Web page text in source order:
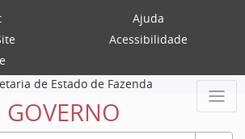
Ajuda
Acessibilidade
de Estado de Fazenda
GOVERNO